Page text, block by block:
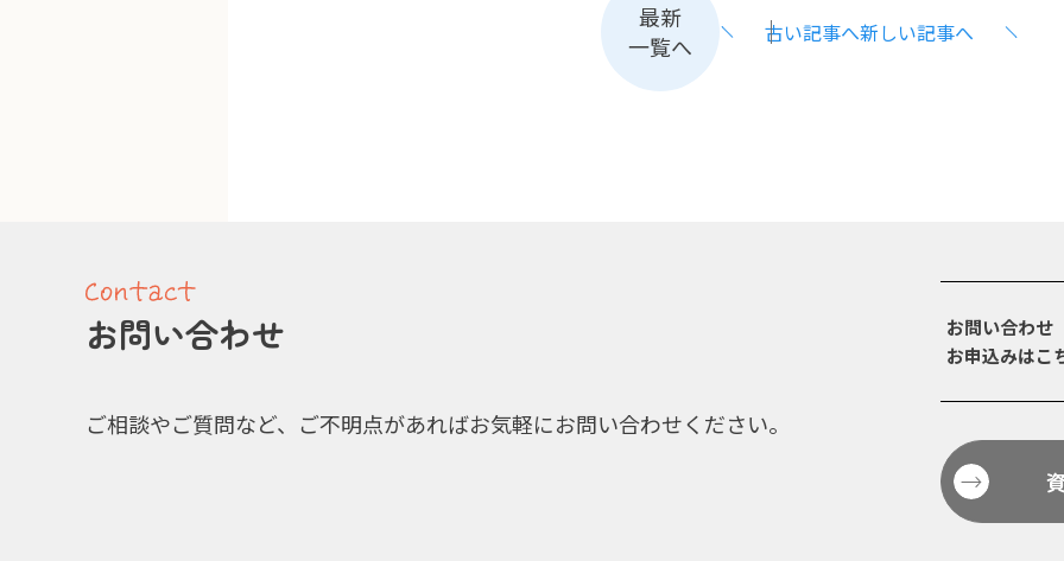
最新
一覧へ
古い記事へ新しい記事へ
お問い合わせ
ご相談やご質問など、ご不明点があればお気軽にお問い合わせください。
お問い合わせ
お申込みはこ